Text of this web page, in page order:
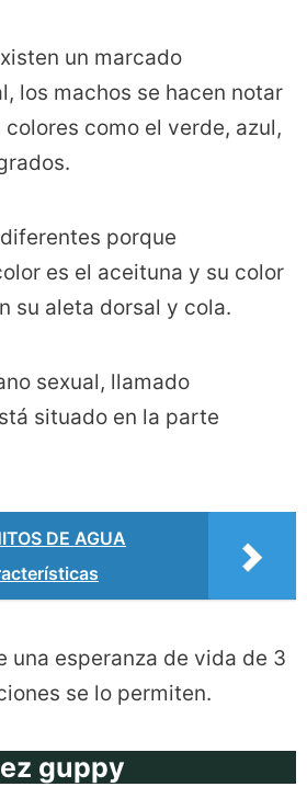
un marcado
los machos se hacen notar
como el verde, azul,
porque
es el aceituna y su color
su aleta dorsal y cola.
sexual, llamado
situado en la parte
DE AGUA
una esperanza de vida de 3
se lo permiten.
guppy